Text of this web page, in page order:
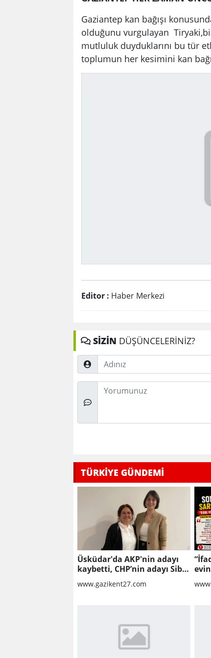
Gaziantep kan bağışı
olduğunu vurgulayan
mutluluk duyduklarını bu tür
toplumun her kesimini kan
Editor : Haber Merkezi
SİZİN DÜŞÜNCELERİNİZ?
Adınız
Düşünceleriniz
TÜRKİYE GÜNDEMİ
Üsküdar'da AKP'nin adayı
kaybetti, CHP’nin adayı Sibel
Tan Çetinkaya Başkan Vekili
seçildi
www.gazikent27.com